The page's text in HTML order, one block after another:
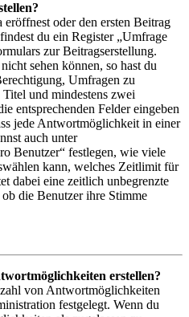
eröffnest oder den ersten Beitrag
du ein Register „Umfrage
zur Beitragserstellung.
sehen können, so hast du
Umfragen zu
und mindestens zwei
entsprechenden Felder eingeben
jede Antwortmöglichkeit in einer
auch unter
Benutzer“ festlegen, wie viele
kann, welches Zeitlimit für
dabei eine zeitlich unbegrenzte
die Benutzer ihre Stimme
erstellen?
von Antwortmöglichkeiten
festgelegt. Wenn du